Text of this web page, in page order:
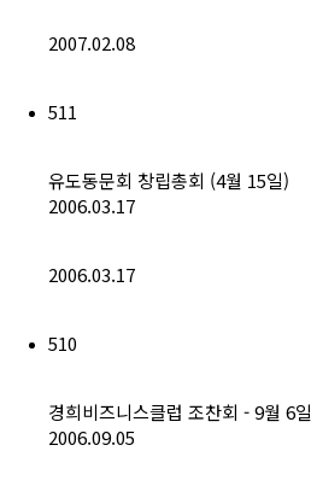
2007.02.08
511
유도동문회 창립총회 (4월 15일)
2006.03.17
2006.03.17
510
경희비즈니스클럽 조찬회 - 9월 6일
2006.09.05